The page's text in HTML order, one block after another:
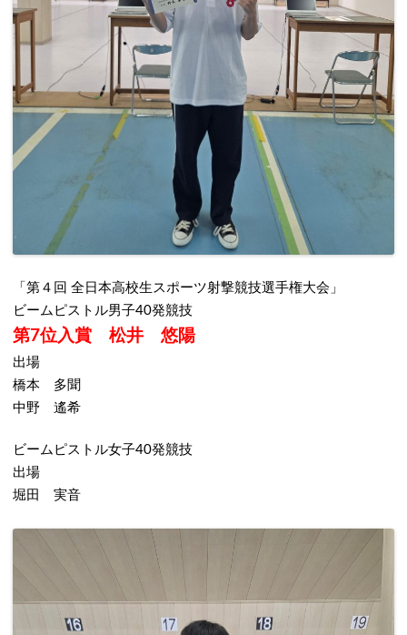
「第４回 全日本高校生スポーツ射撃競技選手権大会」
ビームピストル男子40発競技
第7位入賞 松井 悠陽
出場
橋本 多聞
中野 遙希
ビームピストル女子40発競技
出場
堀田 実音